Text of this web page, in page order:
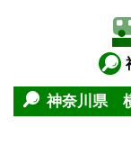
神奈川県